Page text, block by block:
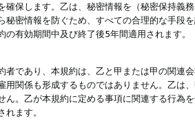
確保します。乙は、秘密情報を（秘密保持義
秘密情報を防ぐため、すべての合理的な手段
の有効期間中及び終了後5年間適用されます。
者であり、本規約は、乙と甲または甲の関連
用関係も形成するものではありません。乙は
ん。乙が本規約に定める事項に関連する行為
ます。